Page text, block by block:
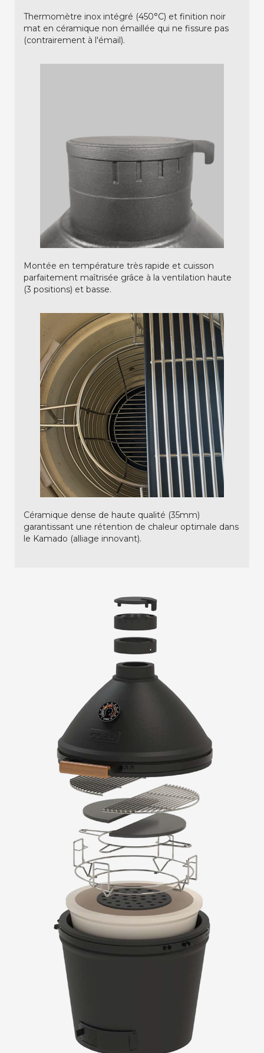
Thermomètre inox intégré (450°C) et finition noir
mat en céramique non émaillée qui ne fissure pas
(contrairement à l'émail).
Montée en température très rapide et cuisson
parfaitement maîtrisée grâce à la ventilation haute
(3 positions) et basse.
Céramique dense de haute qualité (35mm)
garantissant une rétention de chaleur optimale dans
le Kamado (alliage innovant).